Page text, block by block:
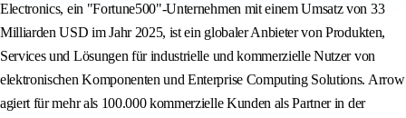
Electronics, ein "Fortune500"-Unternehmen mit einem Umsatz von 33
Milliarden USD im Jahr 2025, ist ein globaler Anbieter von Produkten,
Services und Lösungen für industrielle und kommerzielle Nutzer von
elektronischen Komponenten und Enterprise Computing Solutions. Arrow
agiert für mehr als 100.000 kommerzielle Kunden als Partner in der